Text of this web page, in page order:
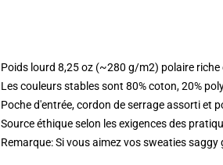
Poids lourd 8,25 oz (~280 g/m2) polaire riche
Les couleurs stables sont 80% coton, 20%
Poche d'entrée, cordon de serrage assorti et
Source éthique selon les exigences des
Remarque: Si vous aimez vos sweaties saggy